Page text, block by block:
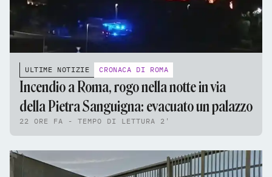
ULTIME NOTIZIE CRONACA DI ROMA
Incendio a Roma, rogo nella notte in via
della Pietra Sanguigna: evacuato un palazzo
22 ORE FA - TEMPO DI LETTURA 2'